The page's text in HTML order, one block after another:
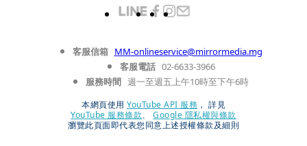
客服信箱 MM-onlineservice@mirrormedia.mg
客服電話 02-6633-3966
服務時間 週一至週五上午10時至下午6時
本網頁使用 YouTube API 服務 ， 詳見
YouTube 服務條款、
Google 隱私權與條款
瀏覽此頁面即代表您同意上述授權條款及細則